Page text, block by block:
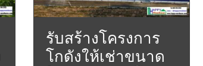
รับสร้างโครงการ
โกดังให้เช่าขนาด